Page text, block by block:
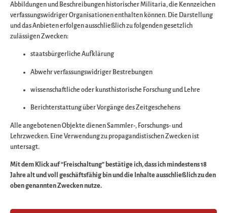
Entschuldigen Sie
bitte die
Wir arbeiten an
großartigen Sache
schauen Sie bald
wieder vorbei!
Abbildungen und Beschreibungen historischer Militaria, die Kennzeichen
verfassungswidriger Organisationen enthalten können. Die Darstellung
und das Anbieten erfolgen ausschließlich zu folgenden gesetzlich
zulässigen Zwecken:
staatsbürgerliche Aufklärung
Abwehr verfassungswidriger Bestrebungen
wissenschaftliche oder kunsthistorische Forschung und Lehre
Berichterstattung über Vorgänge des Zeitgeschehens
Alle angebotenen Objekte dienen Sammler-, Forschungs- und
Lehrzwecken. Eine Verwendung zu propagandistischen Zwecken ist
untersagt.
Mit dem Klick auf “Freischaltung” bestätige ich, dass ich mindestens 18
Jahre alt und voll geschäftsfähig bin und die Inhalte ausschließlich zu den
oben genannten Zwecken nutze.